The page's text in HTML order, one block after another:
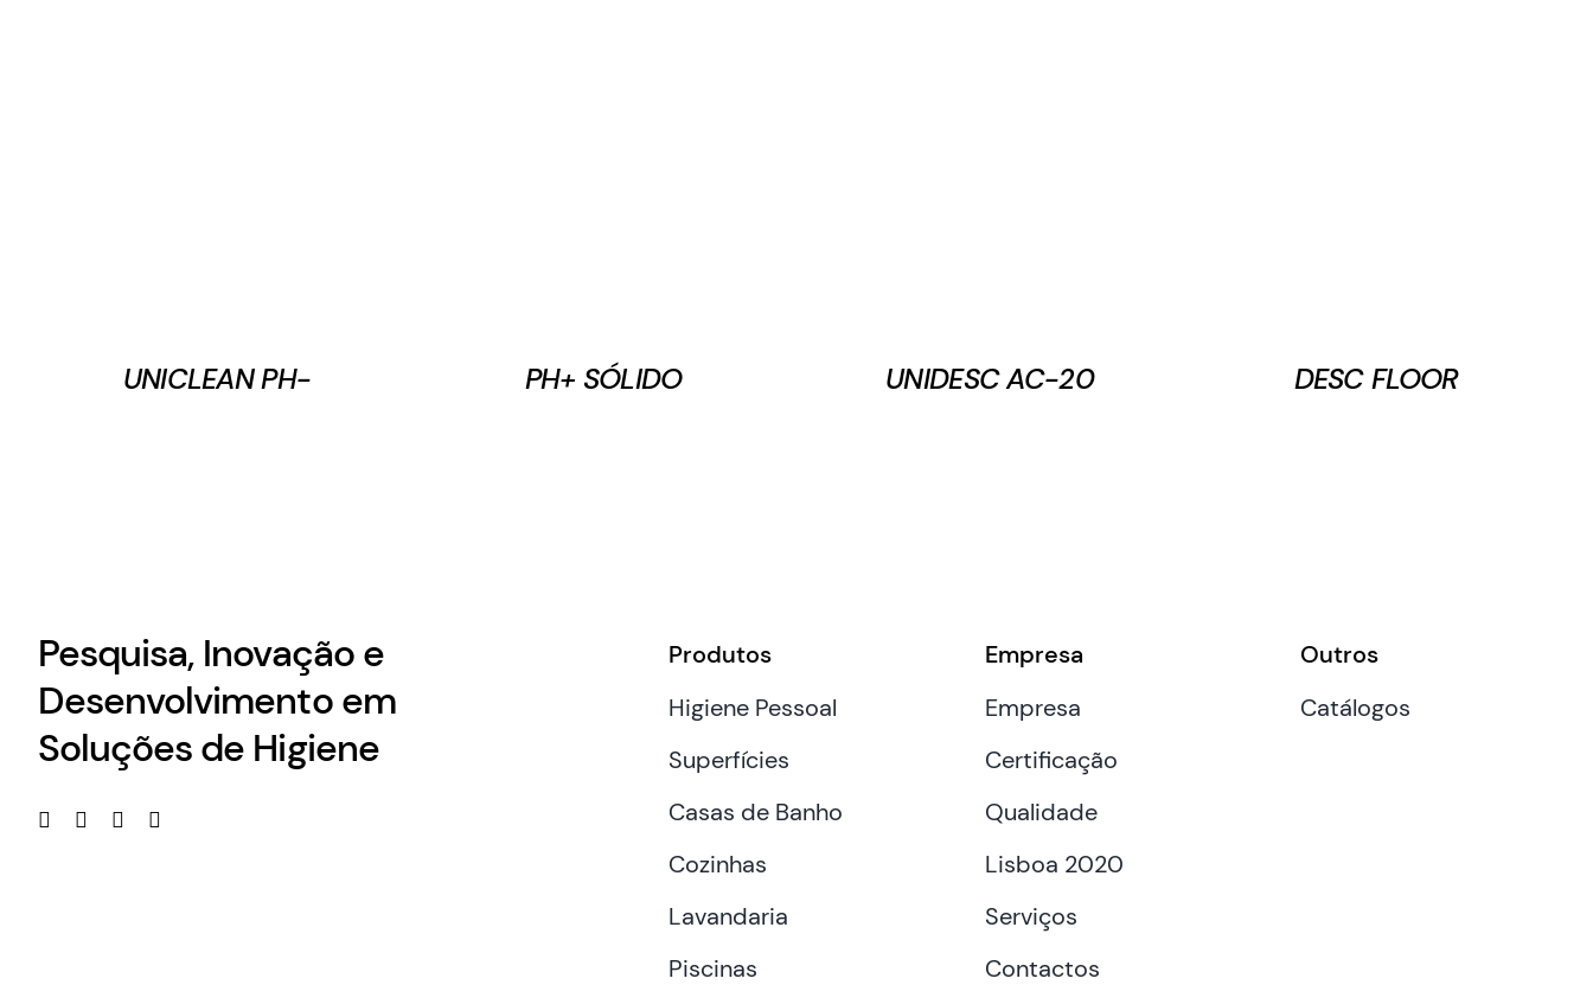
UNICLEAN PH- PH+ SÓLIDO UNIDESC AC-20 DESC FLOOR
Pesquisa, Inovação e
Desenvolvimento em
Soluções de Higiene
Produtos
Higiene Pessoal
Superfícies
Casas de Banho
Cozinhas
Lavandaria
Piscinas
Empresa
Empresa
Certificação
Qualidade
Lisboa 2020
Serviços
Contactos
Outros
Catálogos